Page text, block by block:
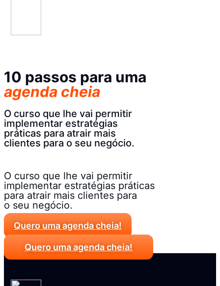
10 passos para uma
agenda cheia
O curso que lhe vai permitir
implementar estratégias
práticas para atrair mais
clientes para o seu negócio.
O curso que lhe vai permitir
implementar estratégias práticas
para atrair mais clientes para
o seu negócio.
Quero uma agenda cheia!
Quero uma agenda cheia!